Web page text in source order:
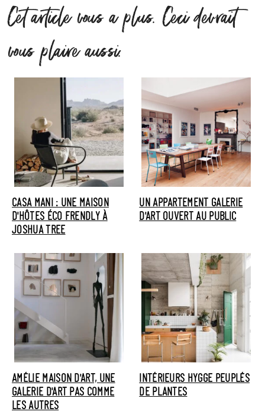
Cet article vous a plus. Ceci devrait
vous plaire aussi.
CASA MANI : UNE MAISON
D'HÔTES ÉCO FRENDLY À
JOSHUA TREE
UN APPARTEMENT GALERIE
D'ART OUVERT AU PUBLIC
AMÉLIE MAISON D'ART, UNE
GALERIE D'ART PAS COMME
LES AUTRES
INTÉRIEURS HYGGE PEUPLÉS
DE PLANTES